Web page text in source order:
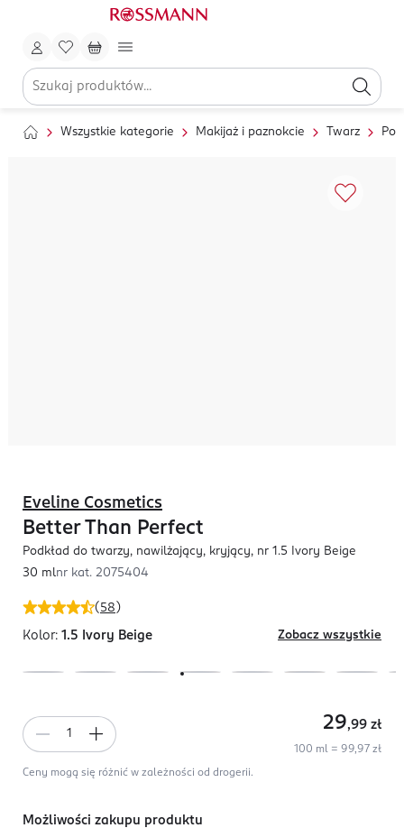
Wszystkie kategorie Makijaż i paznokcie Twarz
( 58 )
Eveline Cosmetics
Better Than Perfect
Podkład do twarzy, nawilżający, kryjący, nr 1.5 Ivory Beige
30 mlnr kat. 2075404
Kolor: 1.5 Ivory Beige Zobacz wszystkie
29,99 zł
100 ml = 99,97 zł
Ceny mogą się różnić w zależności od drogerii.
Możliwości zakupu produktu